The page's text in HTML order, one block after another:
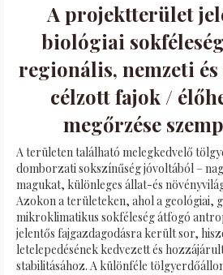
A projektterület
biológiai
regionális, nemzeti
célzott fajok /
megőrzése
A területen található melegkedvelő
domborzati sokszínűség jóvoltából –
magukat, különleges állat-és
Azokon a területeken, ahol a geológiai,
mikroklimatikus sokféleség átfogó
jelentős fajgazdagodásra került sor,
letelepedésének kedvezett és
stabilitásához. A különféle